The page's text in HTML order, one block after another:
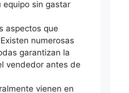
equipo sin gastar
aspectos que
numerosas
garantizan la
vendedor antes de
vienen en